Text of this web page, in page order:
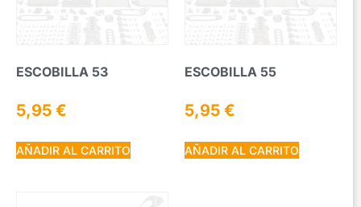
ESCOBILLA 53
5,95 €
AÑADIR AL CARRITO
ESCOBILLA 55
5,95 €
AÑADIR AL CARRITO